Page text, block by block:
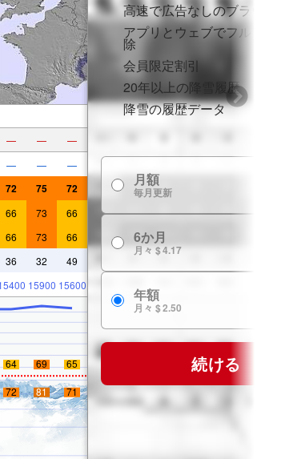
— — —
— — —
72 75 72
66 73 66
66 73 66
36 32 49
15900 15600
64 69 65
72 81 71
高速で広告なしのブラウジン
アプリとウェブでフルアク
除
会員限定割引
20年以上の降雪履歴
降雪の履歴データ
月額
毎月更新
6か月
月々 $ 4.17
年額
月々 $ 2.50
続ける